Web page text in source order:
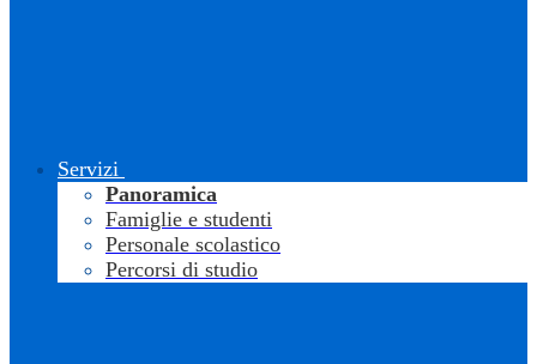
Servizi
Panoramica
Famiglie e studenti
Personale scolastico
Percorsi di studio